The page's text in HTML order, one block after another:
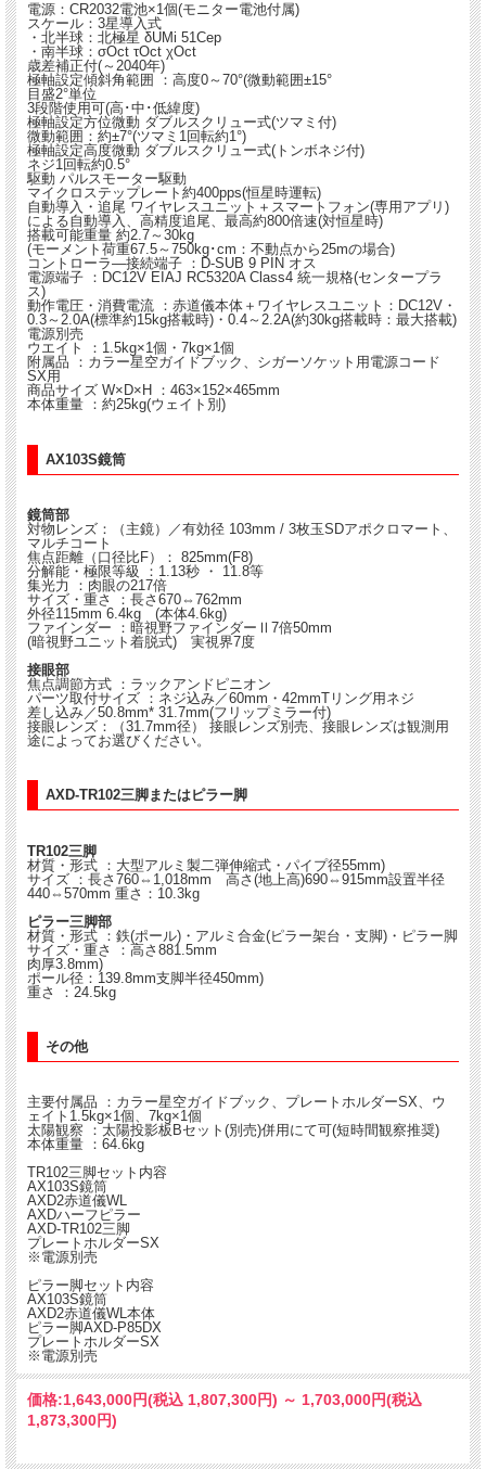
電源：CR2032電池×1個(モニター電池付属)
スケール：3星導入式
・北半球：北極星 δUMi 51Cep
・南半球：σOct τOct χOct
歳差補正付(～2040年)
極軸設定傾斜角範囲 ：高度0～70°(微動範囲±15°
目盛2°単位
3段階使用可(高･中･低緯度)
極軸設定方位微動 ダブルスクリュー式(ツマミ付)
微動範囲：約±7°(ツマミ1回転約1°)
極軸設定高度微動 ダブルスクリュー式(トンボネジ付)
ネジ1回転約0.5°
駆動 パルスモーター駆動
マイクロステップレート約400pps(恒星時運転)
自動導入・追尾 ワイヤレスユニット＋スマートフォン(専用アプリ)
による自動導入、高精度追尾、最高約800倍速(対恒星時)
搭載可能重量 約2.7～30kg
(モーメント荷重67.5～750kg･cm：不動点から25mの場合)
コントローラ―接続端子 ：D-SUB 9 PIN オス
電源端子 ：DC12V EIAJ RC5320A Class4 統一規格(センタープラ
ス)
動作電圧・消費電流 ：赤道儀本体＋ワイヤレスユニット：DC12V・
0.3～2.0A(標準約15kg搭載時)・0.4～2.2A(約30kg搭載時：最大搭載)
電源別売
ウエイト ：1.5kg×1個・7kg×1個
附属品 ：カラー星空ガイドブック、シガーソケット用電源コード
SX用
商品サイズ W×D×H ：463×152×465mm
本体重量 ：約25kg(ウェイト別)
AX103S鏡筒
鏡筒部
対物レンズ：（主鏡）／有効径 103mm / 3枚玉SDアポクロマート、
マルチコート
焦点距離（口径比F）： 825mm(F8)
分解能・極限等級 ：1.13秒 ・ 11.8等
集光力 ：肉眼の217倍
サイズ・重さ ：長さ670⇔762mm
外径115mm 6.4kg (本体4.6kg)
ファインダー ：暗視野ファインダーⅡ7倍50mm
(暗視野ユニット着脱式) 実視界7度
接眼部
焦点調節方式 ：ラックアンドピニオン
パーツ取付サイズ ：ネジ込み／60mm・42mmTリング用ネジ
差し込み／50.8mm* 31.7mm(フリップミラー付)
接眼レンズ：（31.7mm径） 接眼レンズ別売、接眼レンズは観測用
途によってお選びください。
AXD-TR102三脚またはピラー脚
TR102三脚
材質・形式 ：大型アルミ製二弾伸縮式・パイプ径55mm)
サイズ ：長さ760⇔1,018mm 高さ(地上高)690⇔915mm設置半径
440⇔570mm 重さ：10.3kg
ピラー三脚部
材質・形式 ：鉄(ポール)・アルミ合金(ピラー架台・支脚)・ピラー脚
サイズ・重さ ：高さ881.5mm
肉厚3.8mm)
ポール径：139.8mm支脚半径450mm)
重さ ：24.5kg
その他
主要付属品 ：カラー星空ガイドブック、プレートホルダーSX、ウ
ェイト1.5kg×1個、7kg×1個
太陽観察 ：太陽投影板Bセット(別売)併用にて可(短時間観察推奨)
本体重量 ：64.6kg
TR102三脚セット内容
AX103S鏡筒
AXD2赤道儀WL
AXDハーフピラー
AXD-TR102三脚
プレートホルダーSX
※電源別売
ピラー脚セット内容
AX103S鏡筒
AXD2赤道儀WL本体
ピラー脚AXD-P85DX
プレートホルダーSX
※電源別売
価格:1,643,000円(税込 1,807,300円) ～ 1,703,000円(税込
1,873,300円)